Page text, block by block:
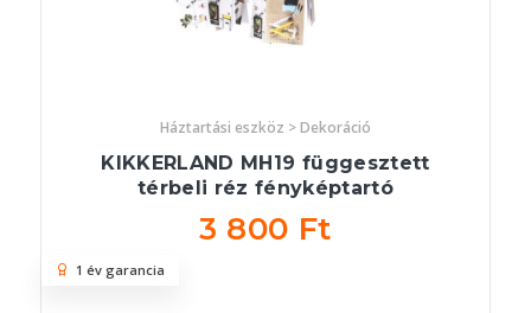
Háztartási eszköz > Dekoráció
KIKKERLAND MH19 függesztett
térbeli réz fényképtartó
3 800 Ft
1 év garancia